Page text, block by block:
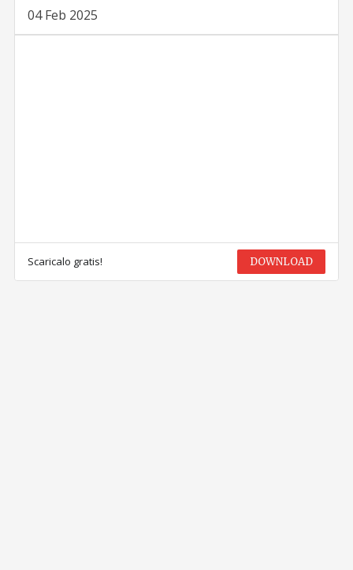
04 Feb 2025
Scaricalo gratis! DOWNLOAD